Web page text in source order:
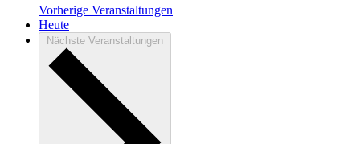
Vorherige Veranstaltungen
Heute
Nächste Veranstaltungen